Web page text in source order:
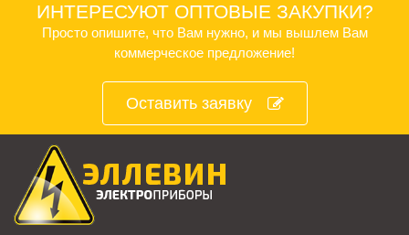
ИНТЕРЕСУЮТ ОПТОВЫЕ ЗАКУПКИ?
Просто опишите, что Вам нужно, и мы вышлем Вам
коммерческое предложение!
Оставить заявку